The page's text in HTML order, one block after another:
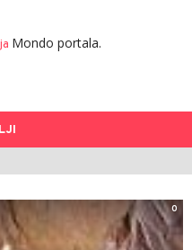
Mondo portala.
0